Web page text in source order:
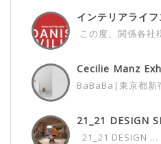
インテリアライ
この度、関係各社
Cecilie Manz
BaBaBa|東京都新
21_21 DESIGN
21_21 DESIGN ...